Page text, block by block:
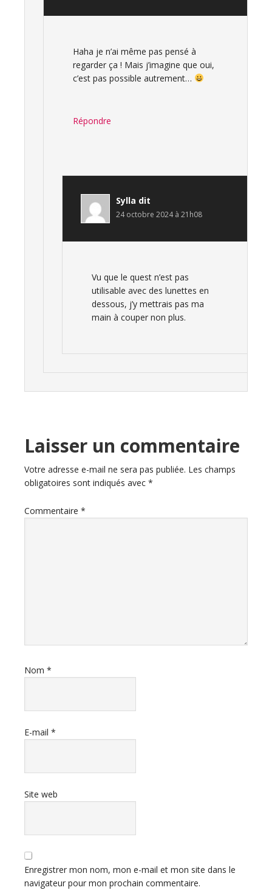
Haha je n’ai même pas pensé à
regarder ça ! Mais j’imagine que oui,
c’est pas possible autrement…
Répondre
Sylla dit
24 octobre 2024 à 21h08
Vu que le quest n’est pas
utilisable avec des lunettes en
dessous, j’y mettrais pas ma
main à couper non plus.
Laisser un commentaire
Votre adresse e-mail ne sera pas publiée. Les champs
obligatoires sont indiqués avec *
Commentaire *
Nom *
E-mail *
Site web
Enregistrer mon nom, mon e-mail et mon site dans le
navigateur pour mon prochain commentaire.